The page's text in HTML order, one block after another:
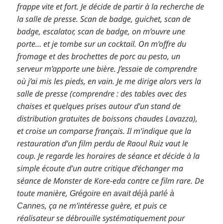
frappe vite et fort. Je décide de partir à la recherche de
la salle de presse. Scan de badge, guichet, scan de
badge, escalator, scan de badge, on m’ouvre une
porte… et je tombe sur un cocktail. On m’offre du
fromage et des brochettes de porc au pesto, un
serveur m’apporte une bière. J’essaie de comprendre
où j’ai mis les pieds, en vain. Je me dirige alors vers la
salle de presse (comprendre : des tables avec des
chaises et quelques prises autour d’un stand de
distribution gratuites de boissons chaudes Lavazza),
et croise un comparse français. Il m’indique que la
restauration d’un film perdu de Raoul Ruiz vaut le
coup. Je regarde les horaires de séance et décide à la
simple écoute d’un autre critique d’échanger ma
séance de Monster de Kore-eda contre ce film rare. De
toute manière,Grégoire en avait déjà parlé à
Cannes, ça ne m’intéresse guère, et puis ce
réalisateur se débrouille systématiquement pour